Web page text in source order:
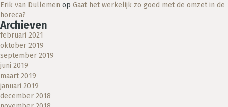
Erik van Dullemen op Gaat het werkelijk zo goed met de omzet in de
horeca?
Archieven
februari 2021
oktober 2019
september 2019
juni 2019
maart 2019
januari 2019
december 2018